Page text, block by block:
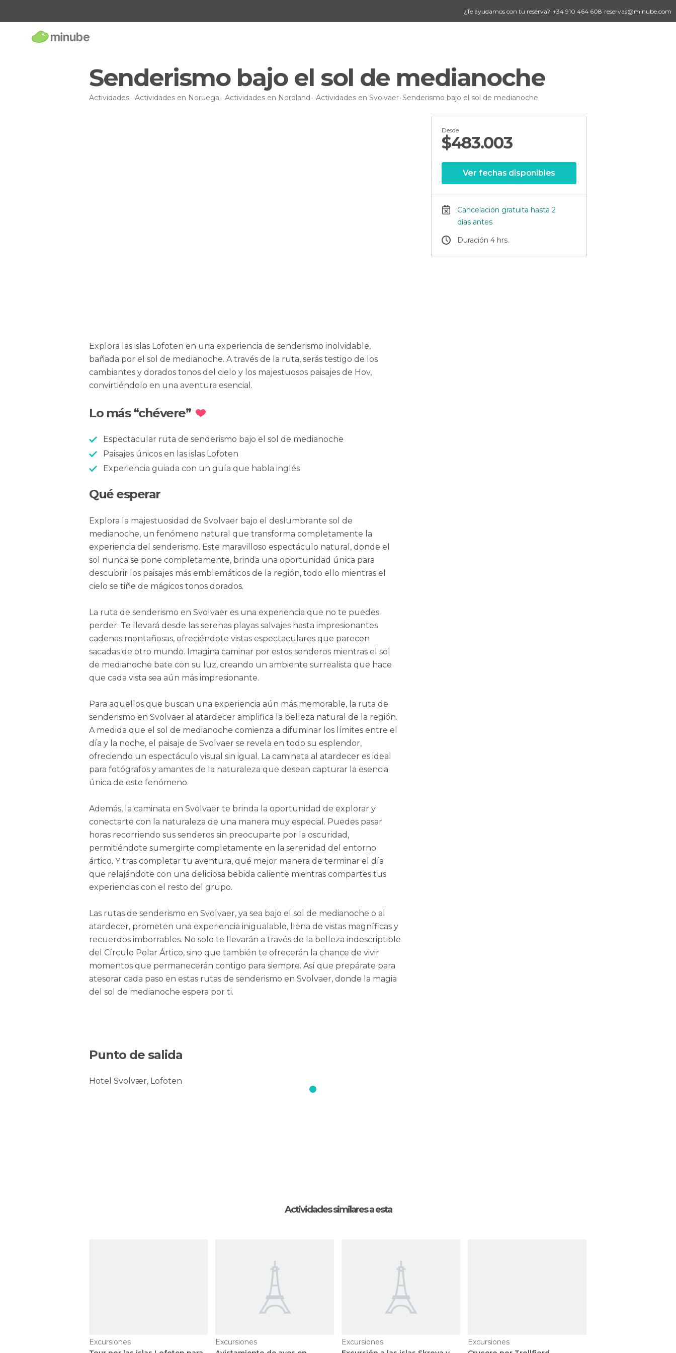
¿Te ayudamos con tu reserva? +34 910 464 608 reservas@minube.com
Senderismo bajo el sol de medianoche
Actividades Actividades en Noruega Actividades en Nordland Actividades en Svolvaer Senderismo bajo el sol de medianoche
Desde
$483.003
Ver fechas disponibles
Cancelación gratuita hasta 2
días antes
Duración 4 hrs.
Explora las islas Lofoten en una experiencia de senderismo inolvidable,
bañada por el sol de medianoche. A través de la ruta, serás testigo de los
cambiantes y dorados tonos del cielo y los majestuosos paisajes de Hov,
convirtiéndolo en una aventura esencial.
Lo más “chévere”
Espectacular ruta de senderismo bajo el sol de medianoche
Paisajes únicos en las islas Lofoten
Experiencia guiada con un guía que habla inglés
Qué esperar
Explora la majestuosidad de Svolvaer bajo el deslumbrante sol de
medianoche, un fenómeno natural que transforma completamente la
experiencia del senderismo. Este maravilloso espectáculo natural, donde el
sol nunca se pone completamente, brinda una oportunidad única para
descubrir los paisajes más emblemáticos de la región, todo ello mientras el
cielo se tiñe de mágicos tonos dorados.
La ruta de senderismo en Svolvaer es una experiencia que no te puedes
perder. Te llevará desde las serenas playas salvajes hasta impresionantes
cadenas montañosas, ofreciéndote vistas espectaculares que parecen
sacadas de otro mundo. Imagina caminar por estos senderos mientras el sol
de medianoche bate con su luz, creando un ambiente surrealista que hace
que cada vista sea aún más impresionante.
Para aquellos que buscan una experiencia aún más memorable, la ruta de
senderismo en Svolvaer al atardecer amplifica la belleza natural de la región.
A medida que el sol de medianoche comienza a difuminar los límites entre el
día y la noche, el paisaje de Svolvaer se revela en todo su esplendor,
ofreciendo un espectáculo visual sin igual. La caminata al atardecer es ideal
para fotógrafos y amantes de la naturaleza que desean capturar la esencia
única de este fenómeno.
Además, la caminata en Svolvaer te brinda la oportunidad de explorar y
conectarte con la naturaleza de una manera muy especial. Puedes pasar
horas recorriendo sus senderos sin preocuparte por la oscuridad,
permitiéndote sumergirte completamente en la serenidad del entorno
ártico. Y tras completar tu aventura, qué mejor manera de terminar el día
que relajándote con una deliciosa bebida caliente mientras compartes tus
experiencias con el resto del grupo.
Las rutas de senderismo en Svolvaer, ya sea bajo el sol de medianoche o al
atardecer, prometen una experiencia inigualable, llena de vistas magníficas y
recuerdos imborrables. No solo te llevarán a través de la belleza indescriptible
del Círculo Polar Ártico, sino que también te ofrecerán la chance de vivir
momentos que permanecerán contigo para siempre. Así que prepárate para
atesorar cada paso en estas rutas de senderismo en Svolvaer, donde la magia
del sol de medianoche espera por ti.
Punto de salida
Hotel Svolvær, Lofoten
Actividades similares a esta
Excursiones
Excursiones
Excursiones
Excursiones